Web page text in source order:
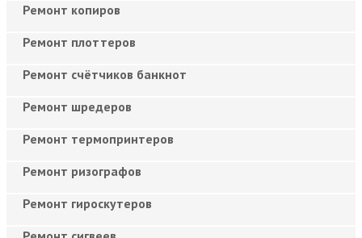
Ремонт копиров
Ремонт плоттеров
Ремонт счётчиков банкнот
Ремонт шредеров
Ремонт термопринтеров
Ремонт ризографов
Ремонт гироскутеров